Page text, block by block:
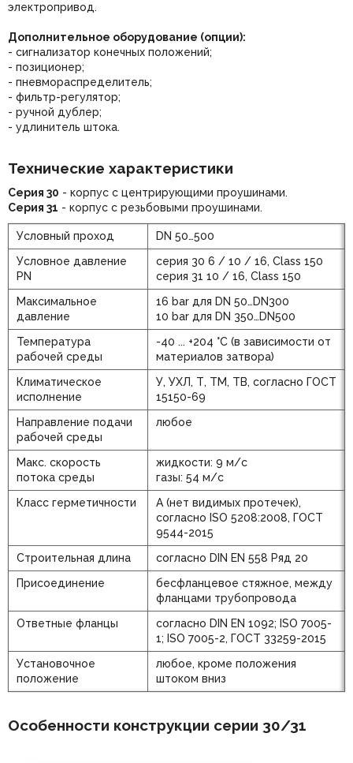
электропривод.
Дополнительное оборудование (опции):
- сигнализатор конечных положений;
- позиционер;
- пневмораспределитель;
- фильтр-регулятор;
- ручной дублер;
- удлинитель штока.
Технические характеристики
Серия 30 - корпус с центрирующими проушинами.
Серия 31 - корпус с резьбовыми проушинами.
Условный проход
DN 50…500
Условное давление
PN
серия 30 6 / 10 / 16, Class 150
серия 31 10 / 16, Class 150
Максимальное
давление
16 bar для DN 50…DN300
10 bar для DN 350…DN500
Температура
рабочей среды
-40 ... +204 °C (в зависимости от
материалов затвора)
Климатическое
исполнение
У, УХЛ, Т, ТМ, ТВ, согласно ГОСТ
15150-69
Направление подачи
рабочей среды
любое
Макс. скорость
потока среды
жидкости: 9 м/с
газы: 54 м/с
Класс герметичности
А (нет видимых протечек),
согласно ISO 5208:2008, ГОСТ
9544-2015
Строительная длина
согласно DIN EN 558 Ряд 20
Присоединение
бесфланцевое стяжное, между
фланцами трубопровода
Ответные фланцы
согласно DIN EN 1092; ISO 7005-
1; ISO 7005-2, ГОСТ 33259-2015
Установочное
положение
любое, кроме положения
штоком вниз
Особенности конструкции серии 30/31